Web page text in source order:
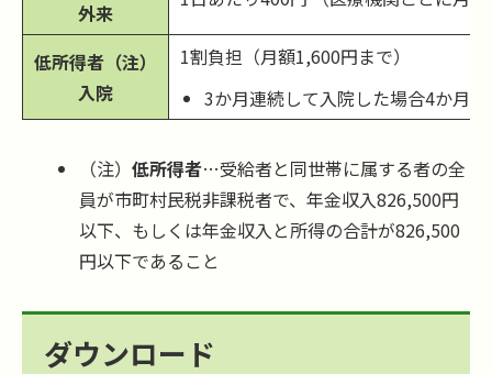
外来
低所得者（注）
入院
1割負担（月額1,600円まで）
3か月連続して入院した場合4か月
（注）低所得者…受給者と同世帯に属する者の全
員が市町村民税非課税者で、年金収入826,500円
以下、もしくは年金収入と所得の合計が826,500
円以下であること
ダウンロード